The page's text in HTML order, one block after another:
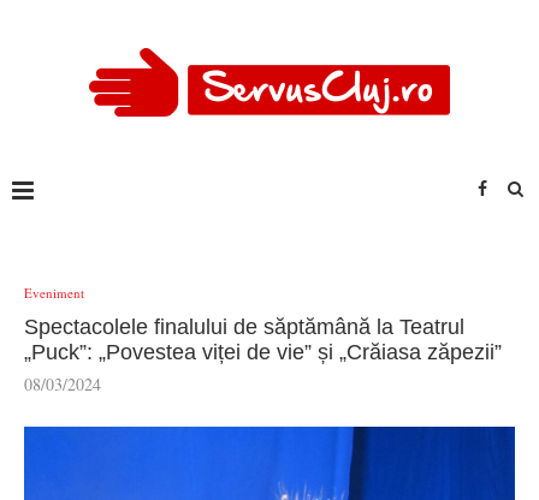
Eveniment
Spectacolele finalului de săptămână la Teatrul
„Puck”: „Povestea viței de vie” și „Crăiasa zăpezii”
08/03/2024